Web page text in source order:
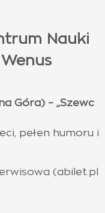
Nauki
Góra) – „Szewc
pełen humoru i
(abilet.pl